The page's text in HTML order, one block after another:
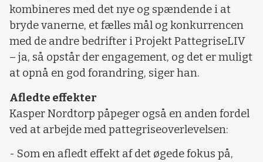
kombineres med det nye og spændende i at
bryde vanerne, et fælles mål og konkurrencen
med de andre bedrifter i Projekt PattegriseLIV
– ja, så opstår der engagement, og det er muligt
at opnå en god forandring, siger han.
Afledte effekter
Kasper Nordtorp påpeger også en anden fordel
ved at arbejde med pattegriseoverlevelsen:
- Som en afledt effekt af det øgede fokus på,